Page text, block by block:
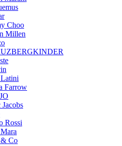
Choo
Millen
Farrow
Rossi
Co